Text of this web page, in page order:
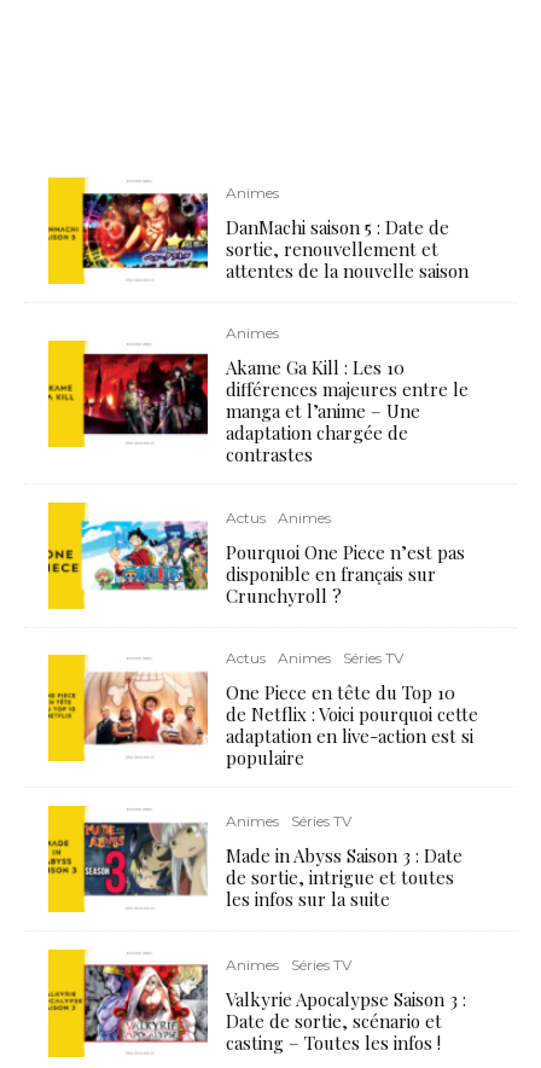
Animes
DanMachi saison 5 : Date de
sortie, renouvellement et
attentes de la nouvelle saison
Animes
Akame Ga Kill : Les 10
différences majeures entre le
manga et l’anime – Une
adaptation chargée de
contrastes
Actus Animes
Pourquoi One Piece n’est pas
disponible en français sur
Crunchyroll ?
Actus Animes Séries TV
One Piece en tête du Top 10
de Netflix : Voici pourquoi cette
adaptation en live-action est si
populaire
Animes Séries TV
Made in Abyss Saison 3 : Date
de sortie, intrigue et toutes
les infos sur la suite
Animes Séries TV
Valkyrie Apocalypse Saison 3 :
Date de sortie, scénario et
casting – Toutes les infos !